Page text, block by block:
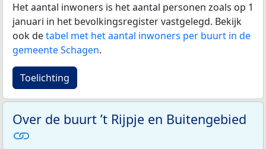
Het aantal inwoners is het aantal personen zoals op 1
januari in het bevolkingsregister vastgelegd. Bekijk
ook detabel met het aantal inwoners per buurt in de
gemeente Schagen.
Toelichting
Over de buurt ’t Rijpje en Buitengebied